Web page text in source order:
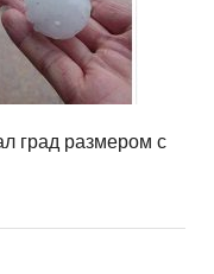
град размером с